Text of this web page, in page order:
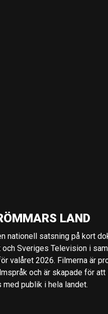
LAND
nationell satsning på kort
Sveriges Television i
valåret 2026. Filmerna är
och är skapade för
med publik i hela landet.